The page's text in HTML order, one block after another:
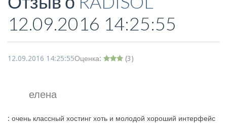
Недвижимость Работа Гос. учреждения
12.09.2016 14:25:55
12.09.2016 14:25:55Оценка: (3)
елена
: очень классный хостинг хоть и молодой хороший интерфейс